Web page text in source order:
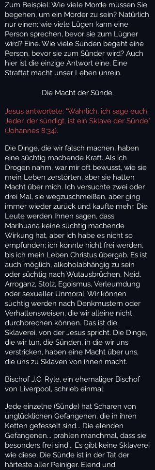
Zum Beispiel: Wie viele Morde müssen Sie
begehen, um ein Mörder zu sein? Natürlich
nur einen; wie viele Lügen kann eine
Person sprechen, bevor sie zum Lügner
wird? Eine. Wie viele Sünden begeht eine
Person, bevor sie zum Sünder wird? Auch
hier ist die einzige Antwort eine. Eine
Straftat macht unser Leben unrein.
Die Macht der Sünde.
Jesus antwortete: "Wahrlich, ich sage euch:
Jeder, der sündigt, ist ein Sklave der Sünde"
(Johannes 8:34).
Die Dinge, die wir falsch machen, haben
eine süchtig machende Kraft. Als ich
Drogen nahm, war mir oft bewusst, wie sie
mein Leben zerstörten, aber sie hatten
Macht über mich. Ich versuchte zwei oder
drei Mal, sie wegzuschmeißen, aber ging
immer wieder zurück und kaufte mehr. Die
Leute werden Ihnen sagen, dass
Marihuana keine süchtig machende
Wirkung hat, aber ich habe es nicht so
empfunden; ich konnte nicht frei werden,
bis ich mein Leben Christus übergab. Es ist
auch möglich, alkoholabhängig zu sein
oder süchtig nach Wutausbrüchen, Neid,
Arroganz, Stolz, Egoismus, Verleumdung
oder sexueller Unmoral. Wir können
süchtig werden nach Denkmustern oder
Verhaltensweisen, die wir alleine nicht
durchbrechen können. Das ist die
Sklaverei, von der Jesus spricht. Die Dinge,
die wir tun, die Sünden, in die wir uns
verstricken, haben eine Macht über uns,
die uns zu Sklaven von ihnen macht.
Bischof J.C. Ryle, ein ehemaliger Bischof
von Liverpool, schrieb einmal:
Jede einzelne (Sünde) hat Scharen von
unglücklichen Gefangenen, die in ihren
Ketten gefesselt sind... Die elenden
Gefangenen... prahlen manchmal, dass sie
besonders frei sind... Es gibt keine Sklaverei
wie diese. Die Sünde ist in der Tat der
härteste aller Peiniger. Elend und